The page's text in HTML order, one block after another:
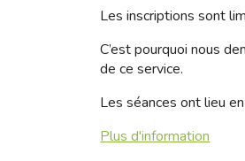
Les inscriptions sont
C’est pourquoi nous
de ce service.
Les séances ont lieu
Plus d'information